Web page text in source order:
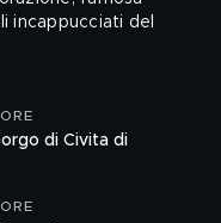
incappucciati del
di Civita di